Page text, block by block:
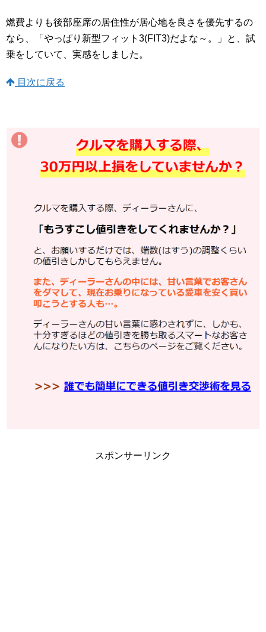
燃費よりも後部座席の居住性が居心地を良さを優先するの
なら、「やっぱり新型フィット3(FIT3)だよな～。」と、試
乗をしていて、実感をしました。
目次に戻る
スポンサーリンク